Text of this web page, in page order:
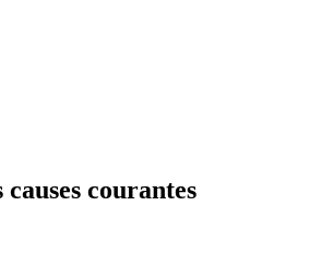
courantes